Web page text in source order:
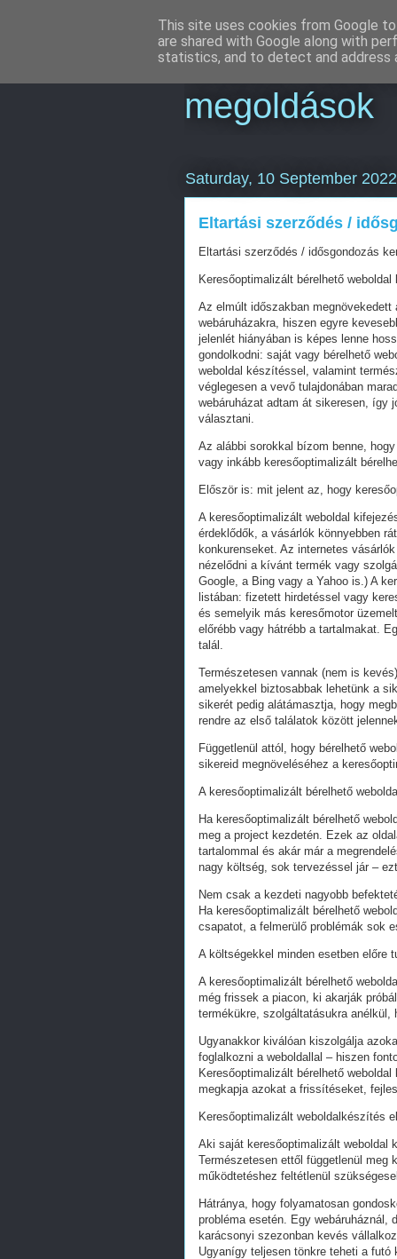
Online
megoldások
Saturday, 10 September 2022
Eltartási szerződés /
Eltartási szerződés / idősgondozás
Keresőoptimalizált bérelhető
Az elmúlt időszakban
webáruházakra, hiszen egyre
jelenlét hiányában is képes lenne
gondolkodni: saját vagy bérelhető
weboldal készítéssel, valamint
véglegesen a vevő tulajdonában
webáruházat adtam át sikeresen, így
választani.
Az alábbi sorokkal bízom benne,
vagy inkább keresőoptimalizált
Először is: mit jelent az, hogy
A keresőoptimalizált weboldal
érdeklődők, a vásárlók könnyebben
konkurenseket. Az internetes
nézelődni a kívánt termék vagy
Google, a Bing vagy a Yahoo is.) A
listában: fizetett hirdetéssel vagy
és semelyik más keresőmotor
előrébb vagy hátrébb a tartalmakat.
talál.
Természetesen vannak (nem is
amelyekkel biztosabbak lehetünk a
sikerét pedig alátámasztja, hogy
rendre az első találatok között
Függetlenül attól, hogy bérelhető
sikereid megnöveléséhez a
A keresőoptimalizált bérelhető
Ha keresőoptimalizált bérelhető
meg a project kezdetén. Ezek az
tartalommal és akár már a
nagy költség, sok tervezéssel jár –
Nem csak a kezdeti nagyobb
Ha keresőoptimalizált bérelhető
csapatot, a felmerülő problémák sok
A költségekkel minden esetben előre
A keresőoptimalizált bérelhető
még frissek a piacon, ki akarják
termékükre, szolgáltatásukra anélkül,
Ugyanakkor kiválóan kiszolgálja
foglalkozni a weboldallal – hiszen
Keresőoptimalizált bérelhető
megkapja azokat a frissítéseket,
Keresőoptimalizált weboldalkészítés
Aki saját keresőoptimalizált weboldal
Természetesen ettől függetlenül meg
működtetéshez feltétlenül
Hátránya, hogy folyamatosan
probléma esetén. Egy webáruháznál,
karácsonyi szezonban kevés
Ugyanígy teljesen tönkre teheti a futó
This site uses cookies from Google
are shared with Google along with
statistics, and to detect and address